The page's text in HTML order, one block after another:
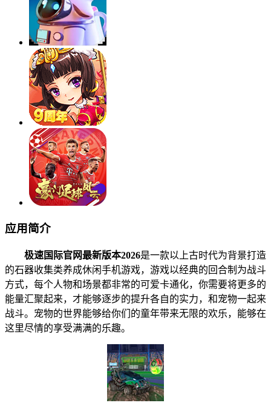
应用简介
极速国际官网最新版本2026是一款以上古时代为背景打造
的石器收集类养成休闲手机游戏，游戏以经典的回合制为战斗
方式，每个人物和场景都非常的可爱卡通化，你需要将更多的
能量汇聚起来，才能够逐步的提升各自的实力，和宠物一起来
战斗。宠物的世界能够给你们的童年带来无限的欢乐，能够在
这里尽情的享受满满的乐趣。